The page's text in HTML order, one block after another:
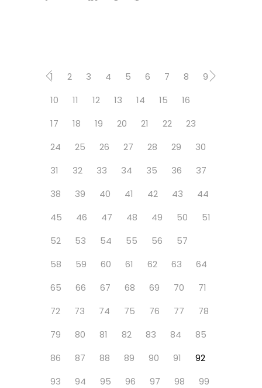
1 2 3 4 5 6 7 8
9
10
11 12 13 14 15
16
17
18 19 20 21 22
23
24
25 26 27 28 29
30
31
32 33 34 35 36
37
38
39 40 41 42 43
44
45
46 47 48 49 50
51
52
53 54 55 56
57
58
59 60 61 62 63
64
65
66 67 68 69 70
71
72
73 74 75 76 77
78
79
80 81 82 83 84
85
86
87 88 89 90 91
92
93
94 95 96 97 98
99